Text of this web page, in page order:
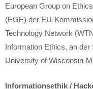
European Group on
(EGE) der EU-
Technology Network
Information Ethics, an
University of Wisconsin-
Informationsethik /